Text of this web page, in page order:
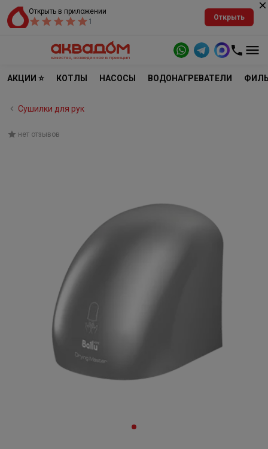
Открыть в приложении
1
Открыть
АКЦИИ ⭐ КОТЛЫ НАСОСЫ ВОДОНАГРЕВАТЕЛИ
Сушилки для рук
нет отзывов